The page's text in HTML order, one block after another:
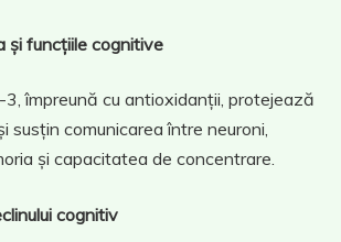
și funcțiile cognitive
împreună cu antioxidanții, protejează
susțin comunicarea între neuroni,
și capacitatea de concentrare.
cognitiv